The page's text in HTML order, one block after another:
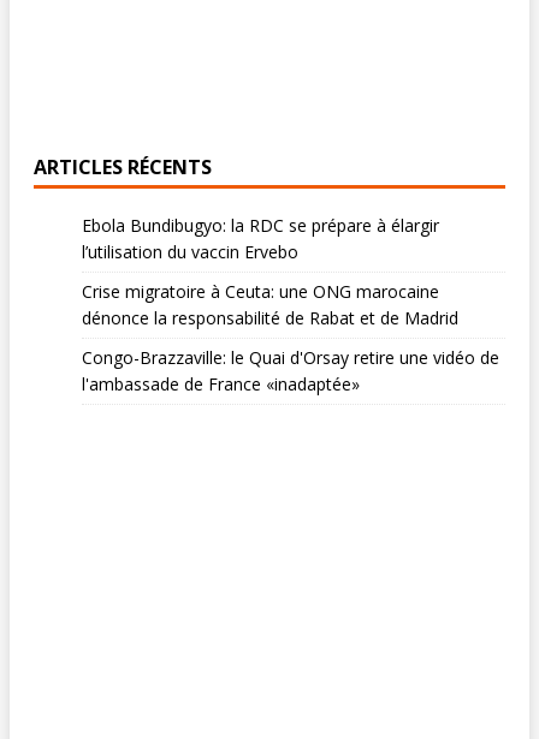
ARTICLES RÉCENTS
Ebola Bundibugyo: la RDC se prépare à élargir
l’utilisation du vaccin Ervebo
Crise migratoire à Ceuta: une ONG marocaine
dénonce la responsabilité de Rabat et de Madrid
Congo-Brazzaville: le Quai d'Orsay retire une vidéo de
l'ambassade de France «inadaptée»